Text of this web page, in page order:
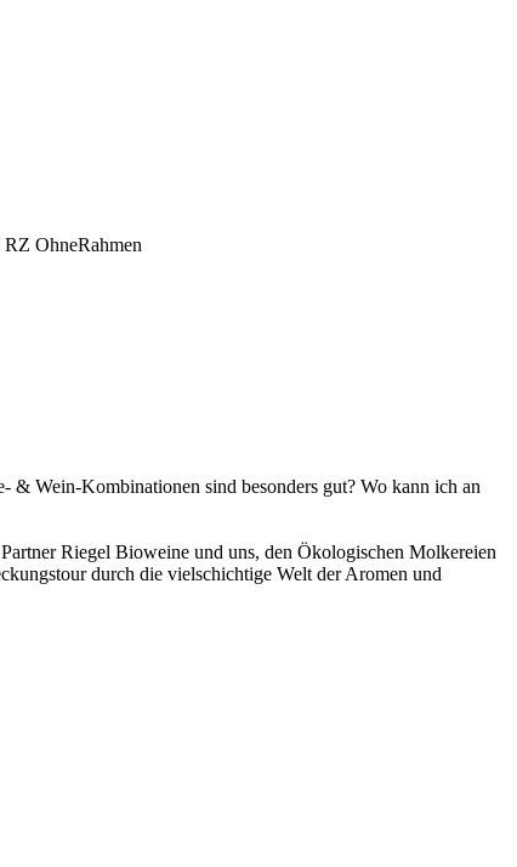
& Wein-Kombinationen sind besonders gut? Wo kann ich an
Riegel Bioweine und uns, den Ökologischen Molkereien
durch die vielschichtige Welt der Aromen und